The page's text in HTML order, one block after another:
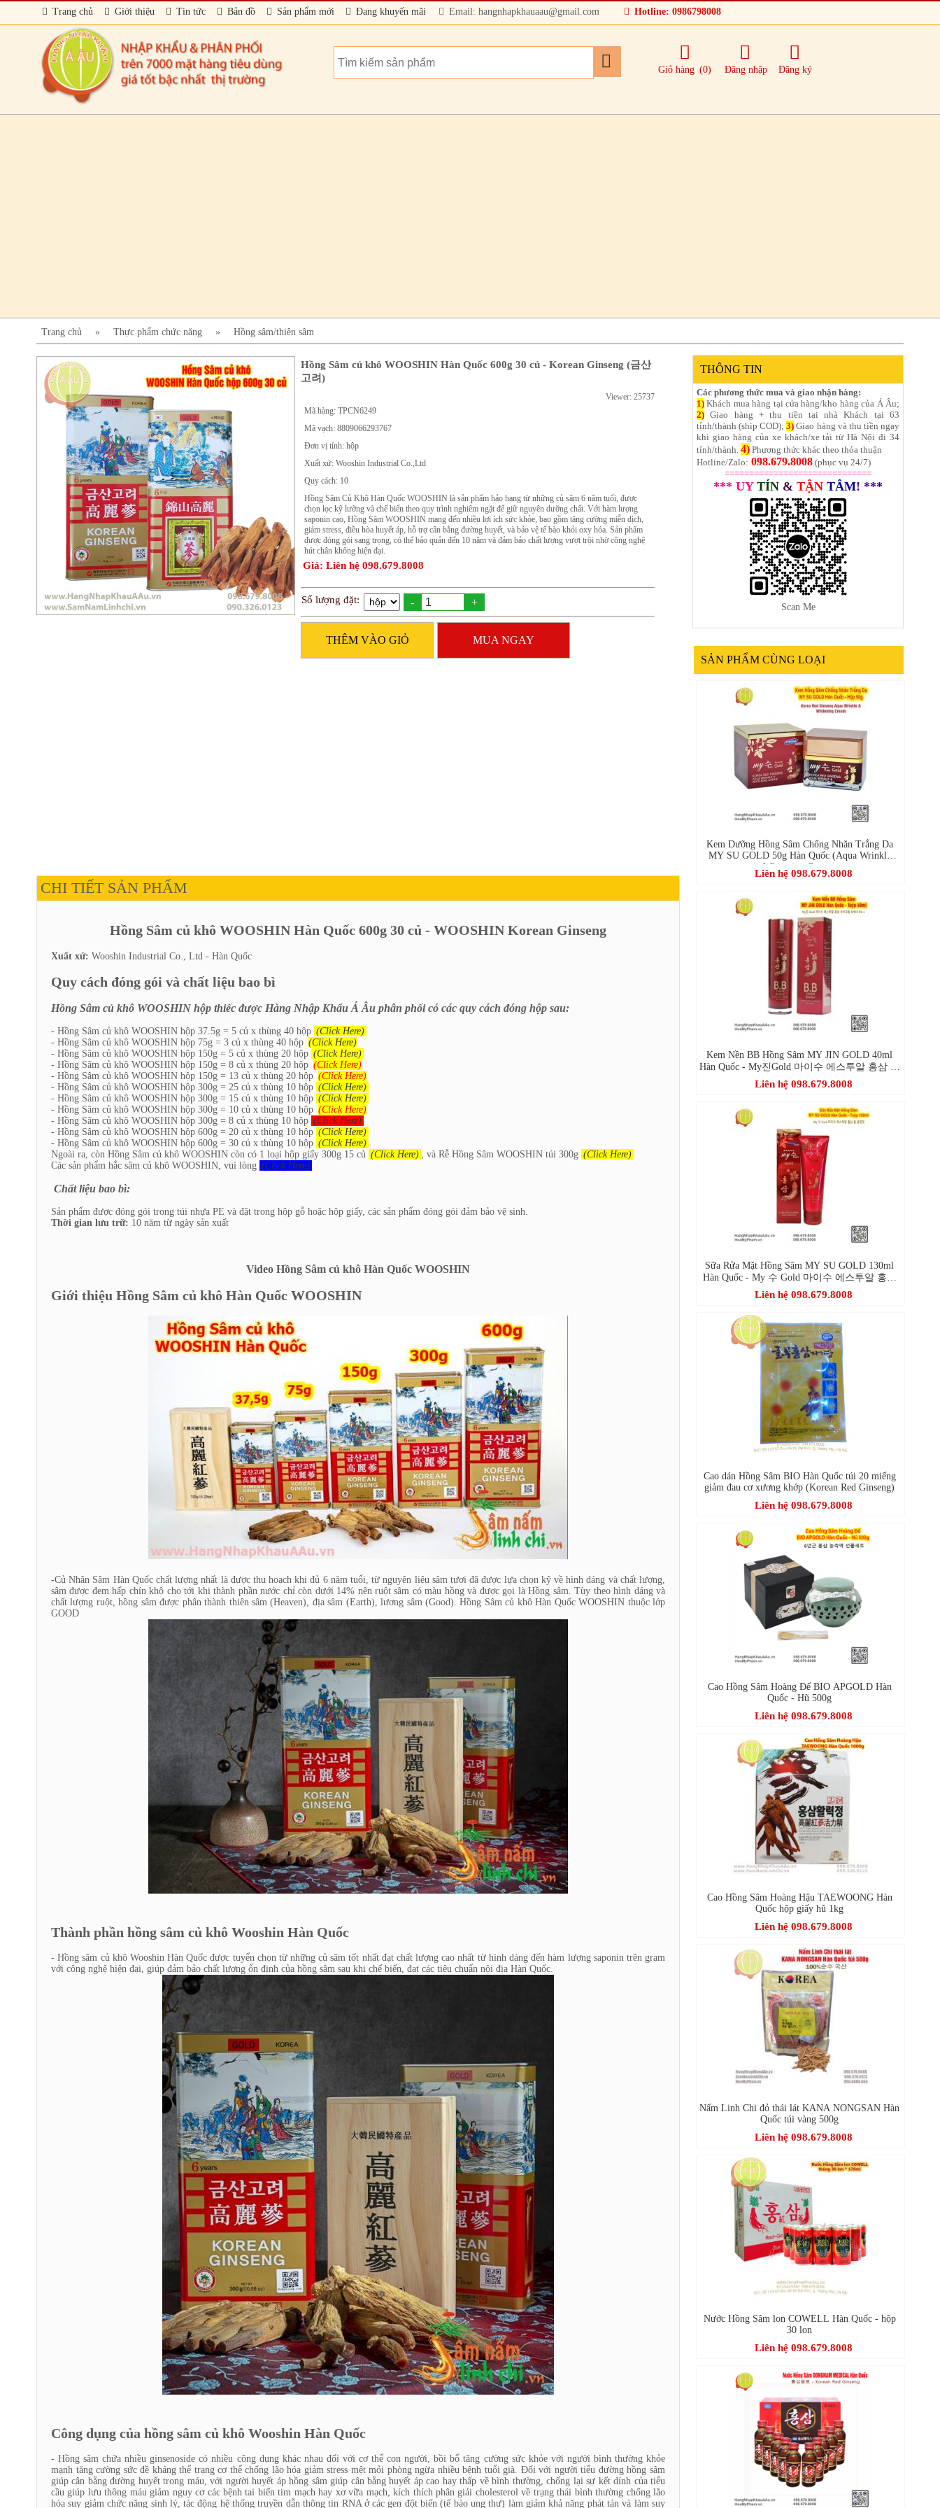
Trang chủ Giới thiệu Tin tức Bản đồ Sản phẩm mới Đang khuyến mãi Email: hangnhapkhauaau@gmail.com Hotline: 0986798008
Giỏ hàng (0) Đăng nhập Đăng ký
Trang chủ » Thực phẩm chức năng » Hồng sâm/thiên sâm
Hồng Sâm củ khô WOOSHIN Hàn Quốc 600g 30 củ - Korean Ginseng (금산
고려)
Viewer: 25737
Mã hàng: TPCN6249
Mã vạch: 8809066293767
Đơn vị tính: hộp
Xuất xứ: Wooshin Industrial Co.,Ltd
Quy cách: 10
Hồng Sâm Củ Khô Hàn Quốc WOOSHIN là sản phẩm hảo hạng từ những củ sâm 6 năm tuổi, được
chọn lọc kỹ lưỡng và chế biến theo quy trình nghiêm ngặt để giữ nguyên dưỡng chất. Với hàm lượng
saponin cao, Hồng Sâm WOOSHIN mang đến nhiều lợi ích sức khỏe, bao gồm tăng cường miễn dịch,
giảm stress, điều hòa huyết áp, hỗ trợ cân bằng đường huyết, và bảo vệ tế bào khỏi oxy hóa. Sản phẩm
được đóng gói sang trọng, có thể bảo quản đến 10 năm và đảm bảo chất lượng vượt trội nhờ công nghệ
hút chân không hiện đại.
Giá: Liên hệ 098.679.8008
Số lượng đặt: - +
THÊM VÀO GIỎ MUA NGAY
CHI TIẾT SẢN PHẨM
Hồng Sâm củ khô WOOSHIN Hàn Quốc 600g 30 củ - WOOSHIN Korean Ginseng
Xuất xứ: Wooshin Industrial Co., Ltd - Hàn Quốc
Quy cách đóng gói và chất liệu bao bì
Hồng Sâm củ khô WOOSHIN hộp thiếc được Hàng Nhập Khẩu Á Âu phân phối có các quy cách đóng hộp sau:
- Hồng Sâm củ khô WOOSHIN hộp 37.5g = 5 củ x thùng 40 hộp (Click Here)
- Hồng Sâm củ khô WOOSHIN hộp 75g = 3 củ x thùng 40 hộp (Click Here)
- Hồng Sâm củ khô WOOSHIN hộp 150g = 5 củ x thùng 20 hộp (Click Here)
- Hồng Sâm củ khô WOOSHIN hộp 150g = 8 củ x thùng 20 hộp (Click Here)
- Hồng Sâm củ khô WOOSHIN hộp 150g = 13 củ x thùng 20 hộp (Click Here)
- Hồng Sâm củ khô WOOSHIN hộp 300g = 25 củ x thùng 10 hộp (Click Here)
- Hồng Sâm củ khô WOOSHIN hộp 300g = 15 củ x thùng 10 hộp (Click Here)
- Hồng Sâm củ khô WOOSHIN hộp 300g = 10 củ x thùng 10 hộp (Click Here)
- Hồng Sâm củ khô WOOSHIN hộp 300g = 8 củ x thùng 10 hộp (Click Here)
- Hồng Sâm củ khô WOOSHIN hộp 600g = 20 củ x thùng 10 hộp (Click Here)
- Hồng Sâm củ khô WOOSHIN hộp 600g = 30 củ x thùng 10 hộp (Click Here)
Ngoài ra, còn Hồng Sâm củ khô WOOSHIN còn có 1 loại hộp giấy 300g 15 củ (Click Here) , và Rễ Hồng Sâm WOOSHIN túi 300g (Click Here)
Các sản phẩm hắc sâm củ khô WOOSHIN, vui lòng (Click Here)
Chất liệu bao bì:
Sản phẩm được đóng gói trong túi nhựa PE và đặt trong hộp gỗ hoặc hộp giấy, các sản phẩm đóng gói đảm bảo vệ sinh.
Thời gian lưu trữ: 10 năm từ ngày sản xuất
Video Hồng Sâm củ khô Hàn Quốc WOOSHIN
Giới thiệu Hồng Sâm củ khô Hàn Quốc WOOSHIN
-Củ Nhân Sâm Hàn Quốc chất lượng nhất là được thu hoạch khi đủ 6 năm tuổi, từ nguyên liệu sâm tươi đã được lựa chọn kỹ về hình dáng và chất lượng,
sâm được đem hấp chín khô cho tới khi thành phần nước chỉ còn dưới 14% nên ruột sâm có màu hồng và được gọi là Hồng sâm. Tùy theo hình dáng và
chất lượng ruột, hồng sâm được phân thành thiên sâm (Heaven), địa sâm (Earth), lương sâm (Good). Hồng Sâm củ khô Hàn Quốc WOOSHIN thuộc lớp
GOOD
Thành phần hồng sâm củ khô Wooshin Hàn Quốc
- Hồng sâm củ khô Wooshin Hàn Quốc được tuyển chọn từ những củ sâm tốt nhất đạt chất lượng cao nhất từ hình dáng đến hàm lượng saponin trên gram
với công nghệ hiện đại, giúp đảm bảo chất lượng ổn định của hồng sâm sau khi chế biến, đạt các tiêu chuẩn nội địa Hàn Quốc.
Công dụng của hồng sâm củ khô Wooshin Hàn Quốc
- Hồng sâm chứa nhiều ginsenoside có nhiều công dụng khác nhau đối với cơ thể con người, bồi bổ tăng cường sức khỏe với người bình thường khỏe
mạnh tăng cường sức đề kháng thể trạng cơ thể chống lão hóa giảm stress mệt mỏi phòng ngừa nhiều bệnh tuổi già. Đối với người tiểu đường hồng sâm
giúp cân bằng đường huyết trong máu, với người huyết áp hồng sâm giúp cân bằng huyết áp cao hay thấp về bình thường, chống lại sự kết dính của tiểu
cầu giúp lưu thông máu giảm nguy cơ các bệnh tai biến tim mạch hay xơ vữa mạch, kích thích phân giải cholesterol về trạng thái bình thường chống lão
hóa suy giảm chức năng sinh lý, tác động hệ thống truyền dẫn thông tin RNA ở các gen đột biến (tế bào ung thư) làm giảm khả năng phát tán và làm suy
THÔNG TIN
Các phương thức mua và giao nhận hàng:
1) Khách mua hàng tại cửa hàng/kho hàng của Á Âu;
2) Giao hàng + thu tiền tại nhà Khách tại 63
tỉnh/thành (ship COD);3) Giao hàng và thu tiền ngay
khi giao hàng của xe khách/xe tải từ Hà Nội đi 34
tỉnh/thành. 4) Phương thức khác theo thỏa thuận
Hotline/Zalo: 098.679.8008 (phục vụ 24/7)
==============================
*** UY TÍN & TẬN TÂM! ***
Scan Me
SẢN PHẨM CÙNG LOẠI
Kem Dưỡng Hồng Sâm Chống Nhăn Trắng Da
MY SU GOLD 50g Hàn Quốc (Aqua Wrinkle
Whitening Cream)
Liên hệ 098.679.8008
Kem Nền BB Hồng Sâm MY JIN GOLD 40ml
Hàn Quốc - My진Gold 마이수 에스투알 홍삼 비
비크림
Liên hệ 098.679.8008
Sữa Rửa Mặt Hồng Sâm MY SU GOLD 130ml
Hàn Quốc - My 수 Gold 마이수 에스투알 홍삼
품 클렌징
Liên hệ 098.679.8008
Cao dán Hồng Sâm BIO Hàn Quốc túi 20 miếng
giảm đau cơ xương khớp (Korean Red Ginseng)
Liên hệ 098.679.8008
Cao Hồng Sâm Hoàng Đế BIO APGOLD Hàn
Quốc - Hũ 500g
Liên hệ 098.679.8008
Cao Hồng Sâm Hoàng Hậu TAEWOONG Hàn
Quốc hộp giấy hũ 1kg
Liên hệ 098.679.8008
Nấm Linh Chi đỏ thái lát KANA NONGSAN Hàn
Quốc túi vàng 500g
Liên hệ 098.679.8008
Nước Hồng Sâm lon COWELL Hàn Quốc - hộp
30 lon
Liên hệ 098.679.8008